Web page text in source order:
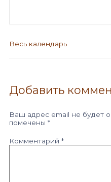
Весь календарь
Добавить
Ваш адрес email не будет
помечены *
Комментарий *